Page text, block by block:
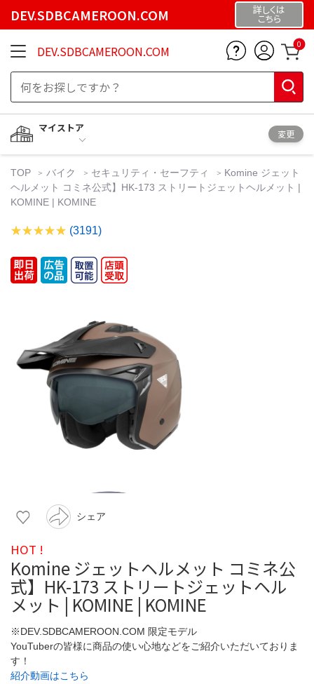
DEV.SDBCAMEROON.COM 詳しくは
こちら
DEV.SDBCAMEROON.COM 0
マイストア
変更
TOP バイク セキュリティ・セーフティ
Komine ジェット
ヘルメット コミネ公式】HK-173 ストリートジェットヘルメット |
KOMINE | KOMINE
(3191)
シェア
HOT !
Komine ジェットヘルメット コミネ公
式】HK-173 ストリートジェットヘル
メット | KOMINE | KOMINE
※DEV.SDBCAMEROON.COM 限定モデル
YouTuberの皆様に商品の使い心地などをご紹介いただいておりま
す！
紹介動画はこちら